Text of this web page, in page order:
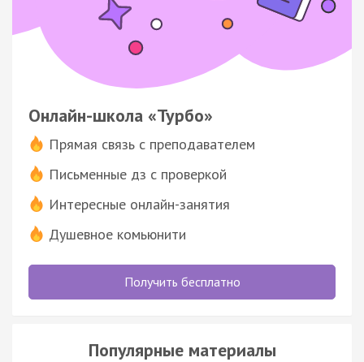
Онлайн-школа «Турбо»
Прямая связь с преподавателем
Письменные дз с проверкой
Интересные онлайн-занятия
Душевное комьюнити
Получить бесплатно
Популярные материалы